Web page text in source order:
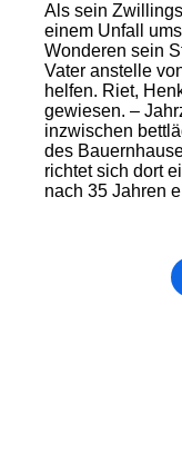
Als sein
einem Unfall
Wonderen sein
Vater anstelle
helfen. Riet,
gewiesen. –
inzwischen
des
richtet sich dort
nach 35 Jahren